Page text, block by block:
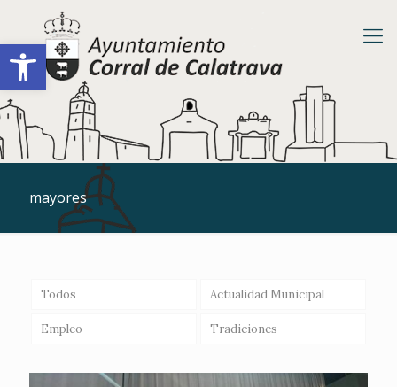
Abrir barra de herramientas
mayores
Todos Actualidad Municipal
Empleo Tradiciones